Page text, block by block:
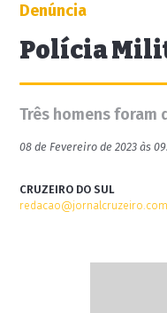
Denúncia
Polícia
Três homens foram
08 de Fevereiro de 2023 às
CRUZEIRO DO SUL